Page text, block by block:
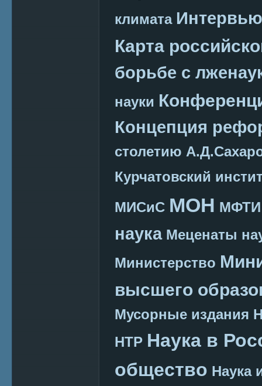
климата Интервью
Карта
борьбе с
науки
Концепция
столетию
Курчатовский
МИСиС МОН МФТИ
наука Меценаты
Министерство
высшего
Мусорные издания
НТР Наука в
общество Наука